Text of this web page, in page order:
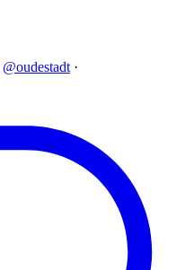
@oudestadt ·